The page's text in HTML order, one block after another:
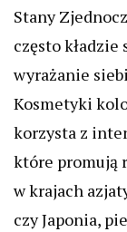
Stany
często
wyrażanie
Kosmetyki
korzysta z
które promują
w krajach
czy Japonia,